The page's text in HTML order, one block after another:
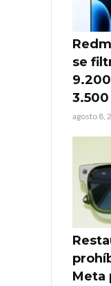
se
agosto 8,
Meta